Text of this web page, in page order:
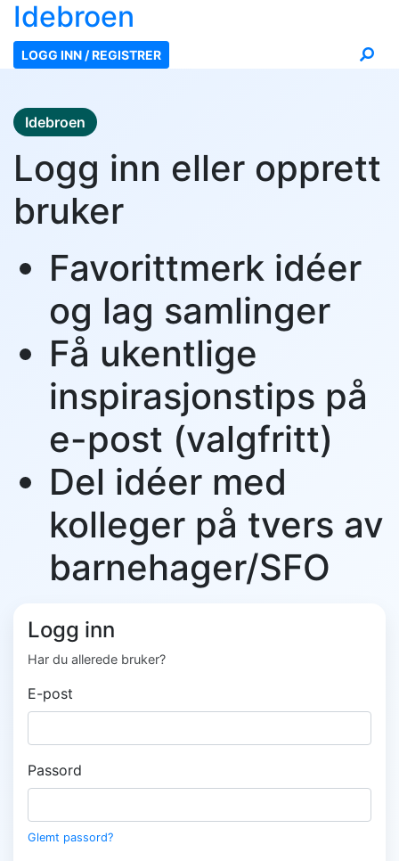
Idebroen
LOGG INN / REGISTRER
Idebroen
Logg inn eller opprett
bruker
Favorittmerk idéer
og lag samlinger
Få ukentlige
inspirasjonstips på
e-post (valgfritt)
Del idéer med
kolleger på tvers av
barnehager/SFO
Logg inn
Har du allerede bruker?
E-post
Passord
Glemt passord?